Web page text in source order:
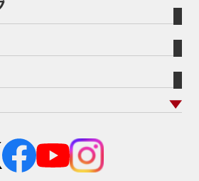
APEAPE 100 DXAPEX
BANDIT
BANDIT 1250S
ン
トライアンフ
アプリリア
KTM
モトグッツイ
MVアグスタ
（現在未加入の方）
（他社でご加入の方）
兵庫
由
盟店
ト